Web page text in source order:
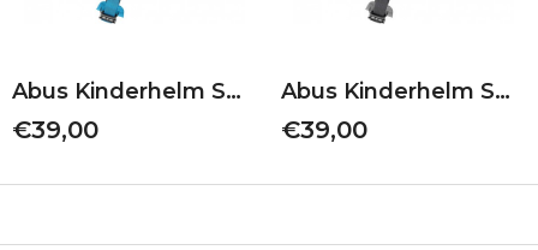
Abus Kinderhelm Smiley 3.0 | Green Nordic | S 45-50
€39,00
Abus Kinderhelm Smiley 3.0 | Grey Horse | M 50-55
€39,00